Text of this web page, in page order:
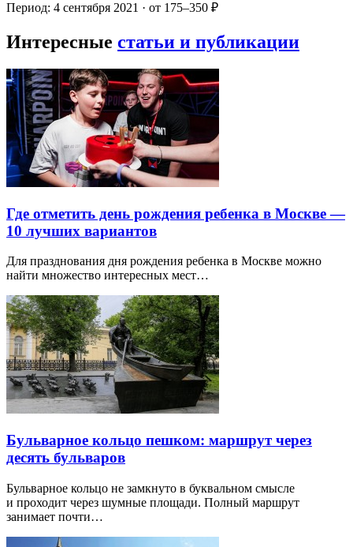
Период: 4 сентября 2021 · от 175–350 ₽
Интересные статьи и публикации
Где отметить день рождения ребенка в Москве —
10 лучших вариантов
Для празднования дня рождения ребенка в Москве можно
найти множество интересных мест…
Бульварное кольцо пешком: маршрут через
десять бульваров
Бульварное кольцо не замкнуто в буквальном смысле
и проходит через шумные площади. Полный маршрут
занимает почти…